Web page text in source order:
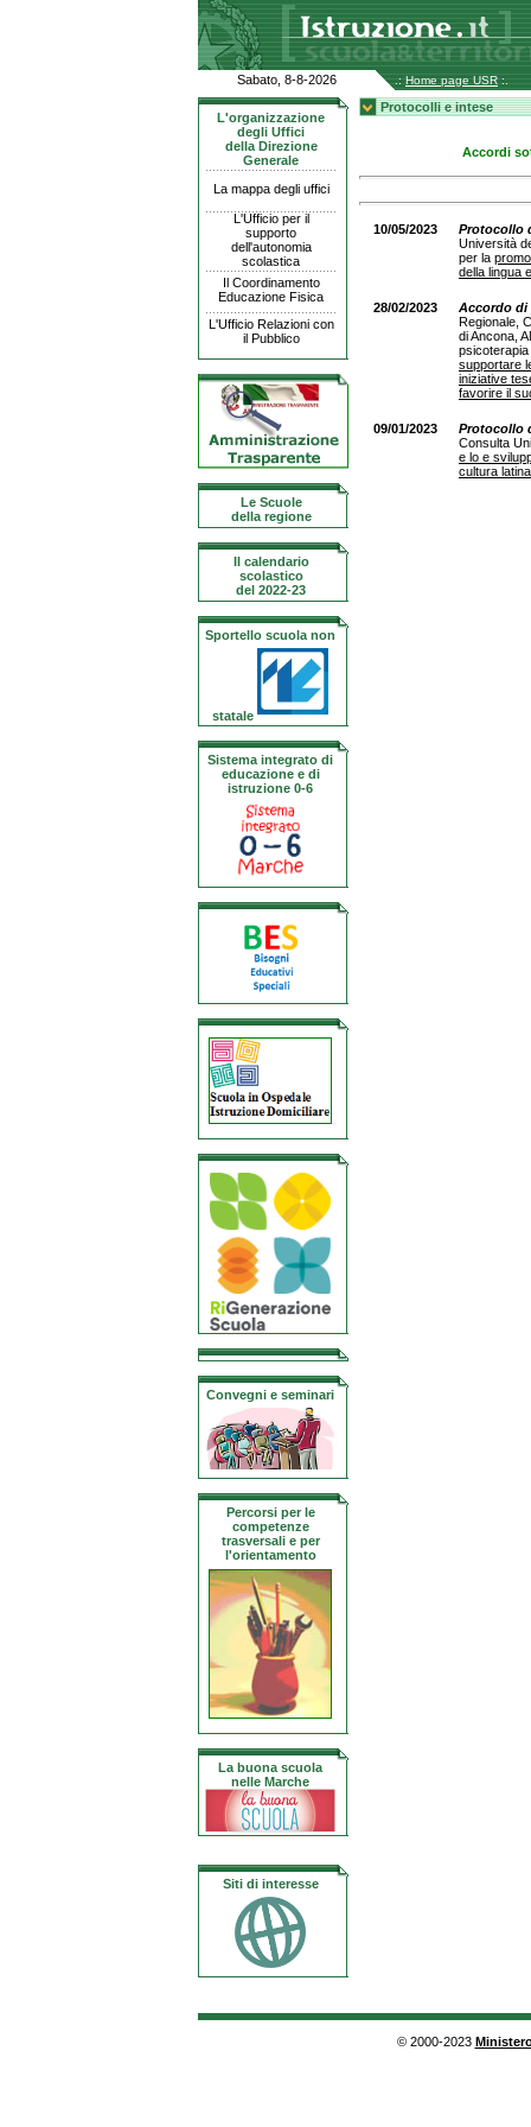
Sabato, 8-8-2026 .: Home page USR :.
L'organizzazione
degli Uffici
della Direzione
Generale
La mappa degli uffici
L'Ufficio per il
supporto
dell'autonomia
scolastica
Il Coordinamento
Educazione Fisica
L'Ufficio Relazioni con
il Pubblico
Le Scuole
della regione
Il calendario
scolastico
del 2022-23
Sportello scuola non
statale
Sistema integrato di
educazione e di
istruzione 0-6
Convegni e seminari
Percorsi per le
competenze
trasversali e per
l'orientamento
La buona scuola
nelle Marche
Siti di interesse
Protocolli e intese
Accordi
10/05/2023
Protocollo
Università
per la
della lingua
28/02/2023
Accordo di
Regionale,
di Ancona,
psicoterapia
supportare
iniziative
favorire il
09/01/2023
Protocollo
Consulta
e lo e
cultura latina
© 2000-2023